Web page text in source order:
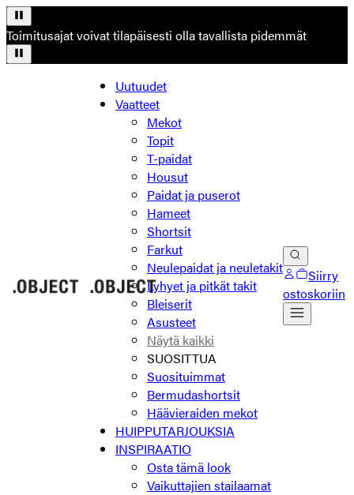
Toimitusajat voivat tilapäisesti olla tavallista pidemmät
Uutuudet
Vaatteet
Mekot
Topit
T-paidat
Housut
Paidat ja puserot
Hameet
Shortsit
Farkut
Neulepaidat ja neuletakit
Lyhyet ja pitkät takit
Bleiserit
Asusteet
Näytä kaikki
SUOSITTUA
Suosituimmat
Bermudashortsit
Häävieraiden mekot
HUIPPUTARJOUKSIA
INSPIRAATIO
Osta tämä look
Vaikuttajien stailaamat
Siirry
ostoskoriin